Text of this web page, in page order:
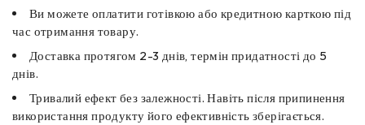
Ви можете оплатити готівкою або кредитною карткою під
час отримання товару.
Доставка протягом 2-3 днів, термін придатності до 5
днів.
Тривалий ефект без залежності. Навіть після припинення
використання продукту його ефективність зберігається.